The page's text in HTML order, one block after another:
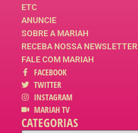
ETC
ANUNCIE
SOBRE A MARIAH
RECEBA NOSSA NEWSLETTER
FALE COM MARIAH
FACEBOOK
TWITTER
INSTAGRAM
MARIAH TV
CATEGORIAS